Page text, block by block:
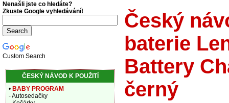
Český
baterie
Battery
černý
Nenašli jste co hledáte?
Zkuste Google vyhledávání!
Custom Search
ČESKÝ NÁVOD K POUŽITÍ
• BABY PROGRAM
- Autosedačky